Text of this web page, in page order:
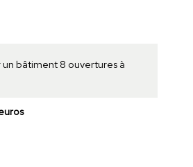
bâtiment 8 ouvertures à